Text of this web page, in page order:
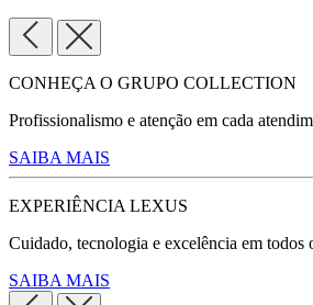
CONHEÇA O GRUPO COLLECTION
Profissionalismo e atenção em cada
SAIBA MAIS
EXPERIÊNCIA LEXUS
Cuidado, tecnologia e excelência em todos
SAIBA MAIS